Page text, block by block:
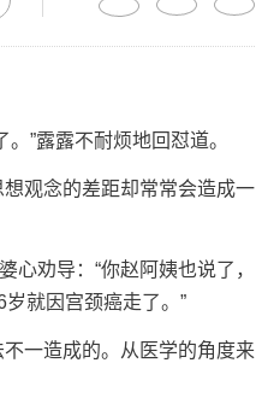
”露露不耐烦地回怼道。
观念的差距却常常会造成一
劝导：“你赵阿姨也说了，
就因宫颈癌走了。”
一造成的。从医学的角度来